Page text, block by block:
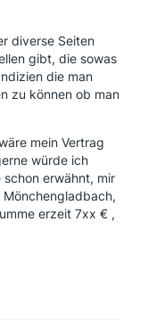
diverse Seiten
gibt, die sowas
die man
zu können ob man
mein Vertrag
würde ich
erwähnt, mir
erzeit 7xx € ,